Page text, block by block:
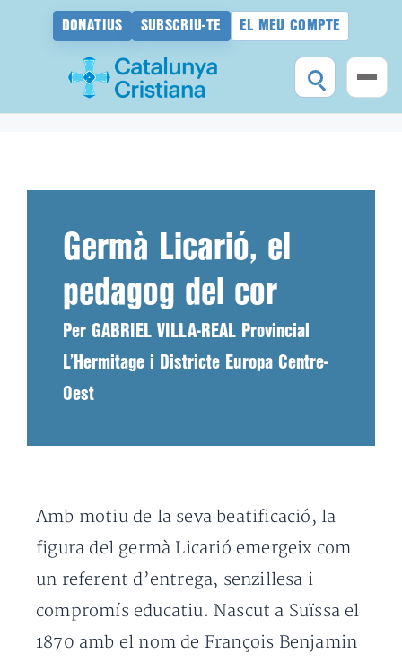
DONATIUS SUBSCRIU-TE EL MEU COMPTE
Germà Licarió, el
pedagog del cor
Per GABRIEL VILLA-REAL Provincial
L’Hermitage i Districte Europa Centre-
Oest
Amb motiu de la seva beatificació, la
figura del germà Licarió emergeix com
un referent d’entrega, senzillesa i
compromís educatiu. Nascut a Suïssa el
1870 amb el nom de François Benjamin